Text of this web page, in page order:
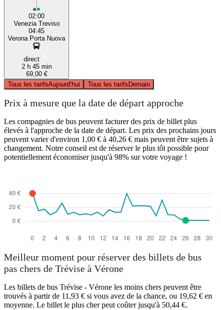
02:00
Venezia Treviso
04:45
Verona Porta Nuova
direct
2 h 45 min
69,00 €
Tous les tarifsAujourd’hui Tous les tarifsDemain
Prix à mesure que la date de départ approche
Les compagnies de bus peuvent facturer des prix de billet plus
élevés à l'approche de la date de départ. Les prix des prochains jours
peuvent varier d'environ 1,00 € à 40,26 € mais peuvent être sujets à
changement. Notre conseil est de réserver le plus tôt possible pour
potentiellement économiser jusqu'à 98% sur votre voyage !
Meilleur moment pour réserver des billets de bus
pas chers de Trévise à Vérone
Les billets de bus Trévise - Vérone les moins chers peuvent être
trouvés à partir de 11,93 € si vous avez de la chance, ou 19,62 € en
moyenne. Le billet le plus cher peut coûter jusqu'à 50,44 €.